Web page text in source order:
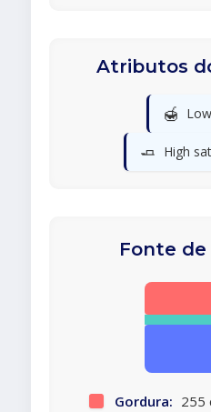
Atributos
🍯
🧈 High
Fonte de
Gordura: 255